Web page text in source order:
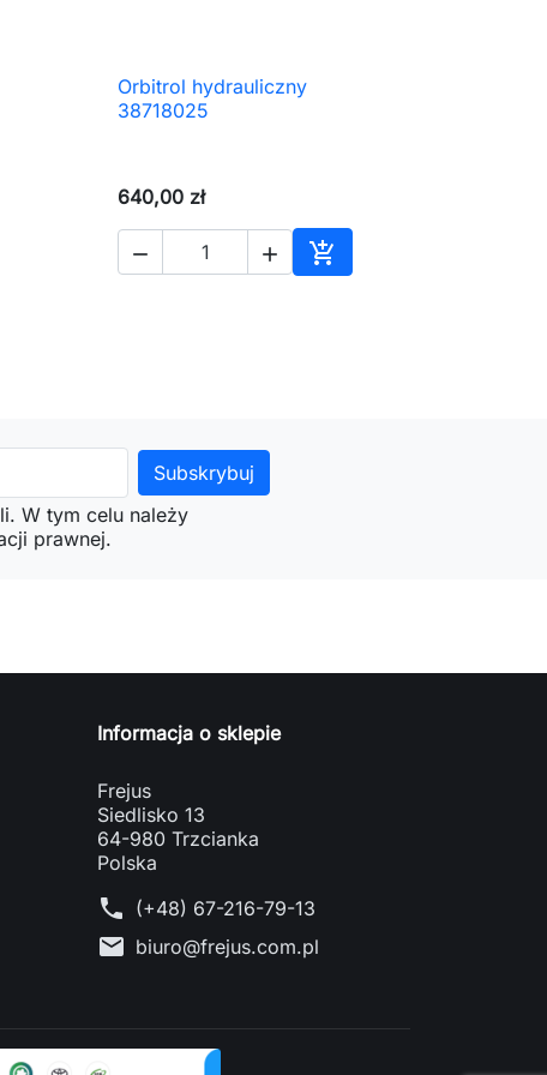
 Szybki podgląd
Orbitrol hydrauliczny
38718025
640,00 zł
  
Dodaj do koszyka
W tym celu należy
prawnej.
Informacja o sklepie
Frejus
Siedlisko 13
64-980 Trzcianka
Polska
phone (+48) 67-216-79-13
mail biuro@frejus.com.pl